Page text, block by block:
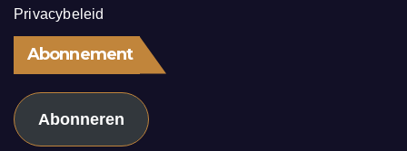
Privacybeleid
Abonnement
Abonneren